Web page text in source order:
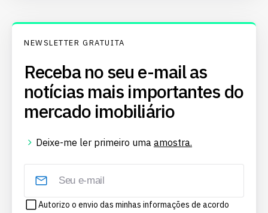
NEWSLETTER GRATUITA
Receba no seu e-mail as
notícias mais importantes do
mercado imobiliário
Deixe-me ler primeiro uma amostra.
Autorizo o envio das minhas informações de acordo